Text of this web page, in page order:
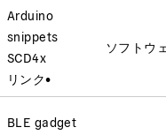
Arduino
snippets
SCD4x
リンク•
ソフトウ
BLE gadget